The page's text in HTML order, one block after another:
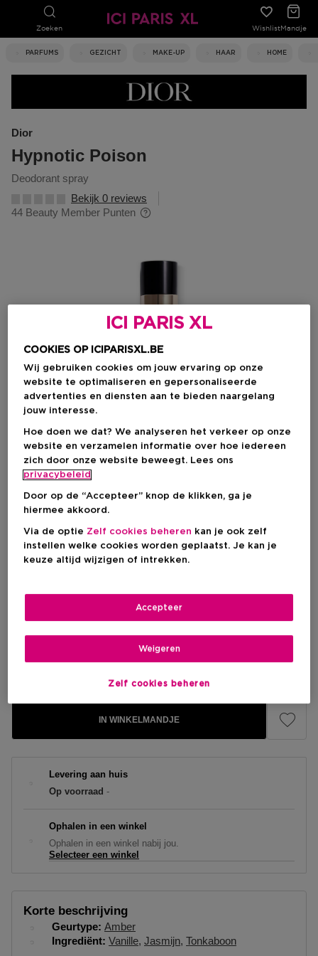
Zoeken WishlistMandje
PARFUMS GEZICHT MAKE-UP HAAR HOME
Dior
Hypnotic Poison
deodorant spray
Bekijk 0 reviews
44 Beauty Member Punten
Kies je formaat
100 ML
€ 59,20
Kortingsprijs
€ 44,40
IN WINKELMANDJE
Levering aan huis
Op voorraad -
Ophalen in een winkel
Ophalen in een winkel nabij jou.
Selecteer een winkel
Korte beschrijving
Geurtype Amber
Ingrediënt Vanille Jasmijn Tonkaboon
ICI PARIS XL
COOKIES OP ICIPARISXL.BE
Wij gebruiken cookies om jouw ervaring op onze
website te optimaliseren en gepersonaliseerde
advertenties en diensten aan te bieden naargelang
jouw interesse.
Hoe doen we dat? We analyseren het verkeer op onze
website en verzamelen informatie over hoe iedereen
zich door onze website beweegt. Lees ons
privacybeleid
Door op de “Accepteer” knop de klikken, ga je
hiermee akkoord.
Via de optie Zelf cookies beheren kan je ook zelf
instellen welke cookies worden geplaatst. Je kan je
keuze altijd wijzigen of intrekken.
Zelf cookies beheren
Weigeren
Accepteer